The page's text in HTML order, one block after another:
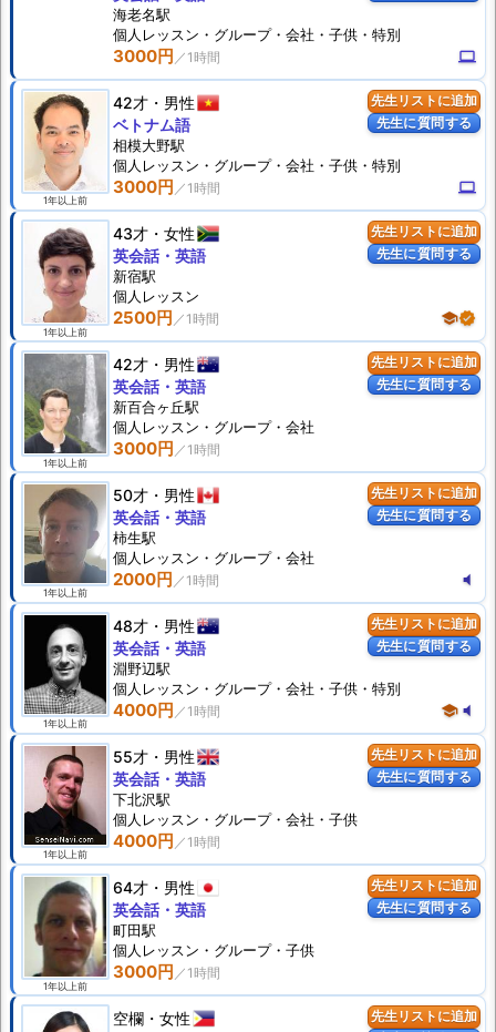
3000円 computer
海老名駅
個人 レッスン ・グループ・会社・子供・特別
先生リストに追加
先生に質問する
1年以上前
42才 男性
3000円 computer
ベトナム語
相模大野駅
個人 レッスン ・グループ・会社・子供・特別
先生リストに追加
先生に質問する
1年以上前
43才 女性
2500円 schoolverified
英会話・英語
新宿駅
個人 レッスン
先生リストに追加
先生に質問する
1年以上前
42才 男性
3000円
英会話・英語
新百合ヶ丘駅
個人 レッスン ・グループ・会社
先生リストに追加
先生に質問する
1年以上前
50才 男性
2000円 volume_mute
英会話・英語
柿生駅
個人 レッスン ・グループ・会社
先生リストに追加
先生に質問する
1年以上前
48才 男性
4000円 school volume_mute
英会話・英語
淵野辺駅
個人 レッスン ・グループ・会社・子供・特別
先生リストに追加
先生に質問する
1年以上前
55才 男性
4000円
英会話・英語
下北沢駅
個人 レッスン ・グループ・会社・子供
先生リストに追加
先生に質問する
1年以上前
64才 男性
3000円
英会話・英語
町田駅
個人 レッスン ・グループ・子供
先生リストに追加
空欄
女性